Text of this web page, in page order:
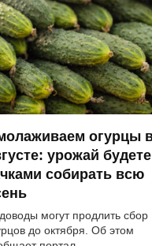
огурцы
урожай будете
собирать всю
могут продлить сбор
до октября. Об этом